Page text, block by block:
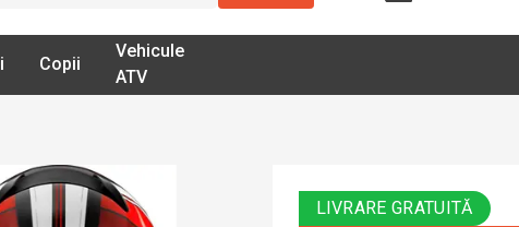
Copii
Vehicule
ATV
LIVRARE GRATUITĂ